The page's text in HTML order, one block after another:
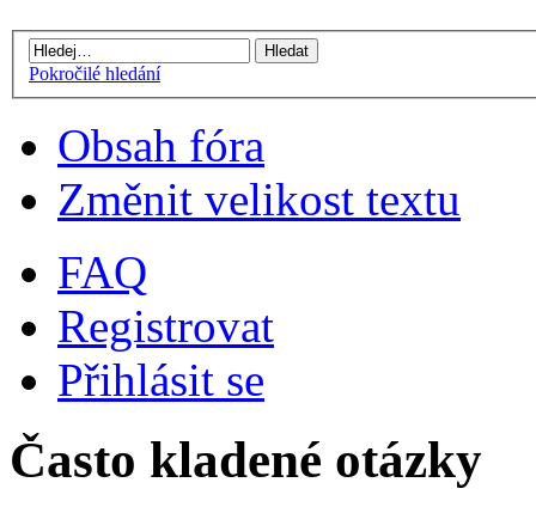
Pokročilé hledání
Obsah fóra
Změnit velikost textu
FAQ
Registrovat
Přihlásit se
Často kladené otázky